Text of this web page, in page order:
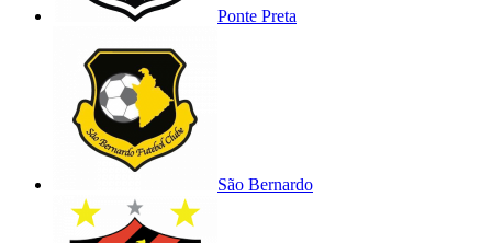
Ponte Preta
São Bernardo